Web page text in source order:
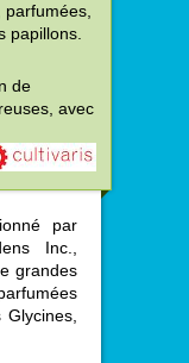
parfumées,
papillons.
de
avec
par
Inc.,
grandes
Glycines,